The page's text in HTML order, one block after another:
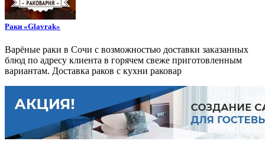
Раки «Glavrak»
Варёные раки в Сочи с возможностью доставки заказанных
блюд по адресу клиента в горячем свеже приготовленным
вариантам. Доставка раков с кухни раковар